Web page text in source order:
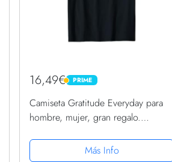
16,49€ PRIME
PRIME
Camiseta Gratitude Everyday para
hombre, mujer, gran regalo.
Más Info